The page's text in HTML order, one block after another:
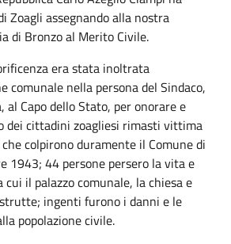
Zoagli assegnando alla nostra
di Bronzo al Merito Civile.
era stata inoltrata
comunale nella persona del Sindaco,
al Capo dello Stato, per onorare e
dei cittadini zoagliesi rimasti vittima
colpirono duramente il Comune di
1943; 44 persone persero la vita e
il palazzo comunale, la chiesa e
ingenti furono i danni e le
popolazione civile.